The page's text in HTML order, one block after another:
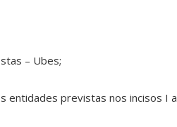
– Ubes;
entidades previstas nos incisos I